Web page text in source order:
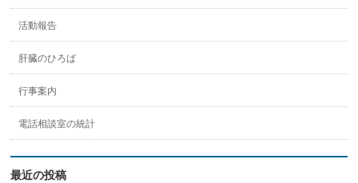
活動報告
肝臓のひろば
行事案内
電話相談室の統計
最近の投稿